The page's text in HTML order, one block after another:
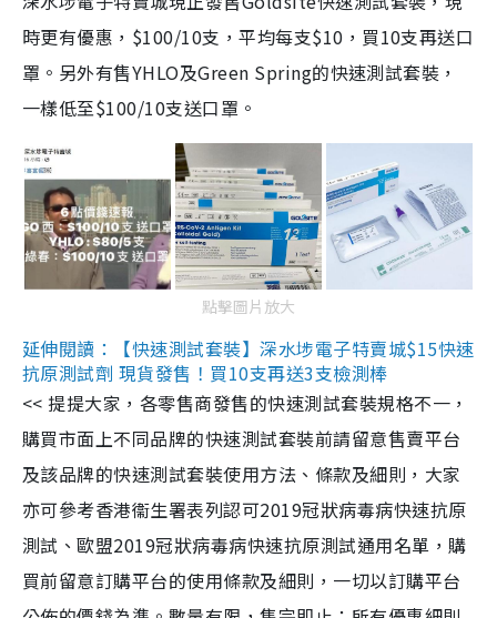
時更有優惠，$100/10支，平均每支$10，買10支再送口
罩。另外有售YHLO及Green Spring的快速測試套裝，
一樣低至$100/10支送口罩。
點擊圖片放大
延伸閱讀：【快速測試套裝】深水埗電子特賣城$15快速
抗原測試劑 現貨發售！買10支再送3支檢測棒
<< 提提大家，各零售商發售的快速測試套裝規格不一，
購買市面上不同品牌的快速測試套裝前請留意售賣平台
及該品牌的快速測試套裝使用方法、條款及細則，大家
亦可參考香港衞生署表列認可2019冠狀病毒病快速抗原
測試、歐盟2019冠狀病毒病快速抗原測試通用名單，購
買前留意訂購平台的使用條款及細則，一切以訂購平台